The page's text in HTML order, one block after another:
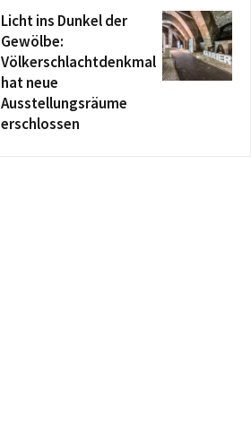
Licht ins Dunkel der
Gewölbe:
Völkerschlachtdenkmal
hat neue
Ausstellungsräume
erschlossen